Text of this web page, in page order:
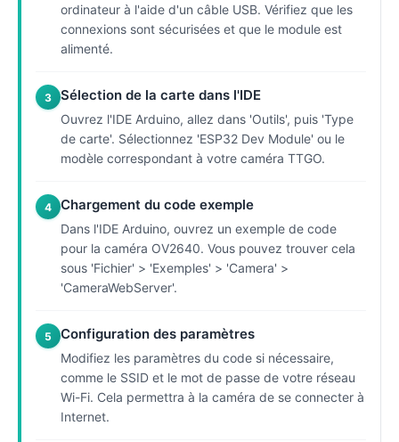
ordinateur à l'aide d'un câble USB. Vérifiez que les
connexions sont sécurisées et que le module est
alimenté.
3 Sélection de la carte dans l'IDE
Ouvrez l'IDE Arduino, allez dans 'Outils', puis 'Type
de carte'. Sélectionnez 'ESP32 Dev Module' ou le
modèle correspondant à votre caméra TTGO.
4 Chargement du code exemple
Dans l'IDE Arduino, ouvrez un exemple de code
pour la caméra OV2640. Vous pouvez trouver cela
sous 'Fichier' > 'Exemples' > 'Camera' >
'CameraWebServer'.
5 Configuration des paramètres
Modifiez les paramètres du code si nécessaire,
comme le SSID et le mot de passe de votre réseau
Wi-Fi. Cela permettra à la caméra de se connecter à
Internet.